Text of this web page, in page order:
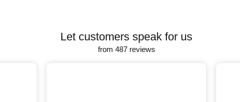
Let customers speak for us
from 487 reviews